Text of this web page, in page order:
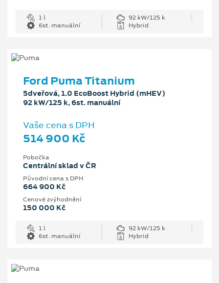
1 l
92 kW/125 k
6st. manuální
Hybrid
Ford Puma Titanium
5dveřová, 1.0 EcoBoost Hybrid (mHEV)
92 kW/125 k, 6st. manuální
Vaše cena s DPH
514 900 Kč
Pobočka
Centrální sklad v ČR
Původní cena s DPH
664 900 Kč
Cenové zvýhodnění
150 000 Kč
1 l
92 kW/125 k
6st. manuální
Hybrid